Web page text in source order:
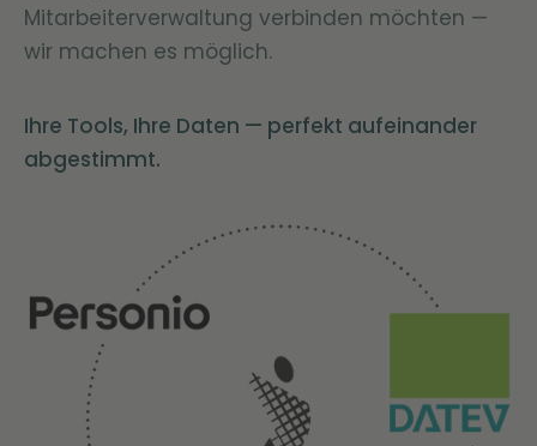
Mitarbeiterverwaltung verbinden möchten —
wir machen es möglich.
Ihre Tools, Ihre Daten — perfekt aufeinander
abgestimmt.